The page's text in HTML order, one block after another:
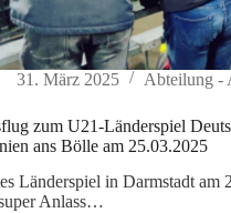
31. März 2025 Abteilung -
zum U21-Länderspiel
ans Bölle am 25.03.2025
Länderspiel in Darmstadt am
Anlass…